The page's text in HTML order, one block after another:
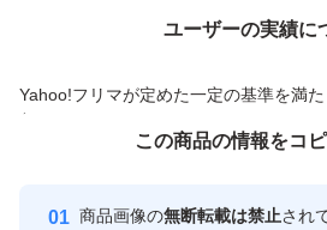
ユーザーの実績に
Yahoo!フリマが定めた一定の基準を満
付与しています
安心取引出品者
心・安
価格の相談
この商品の情報をコ
商品画像の無断転載は禁止され
この商品をみている人にオススメ